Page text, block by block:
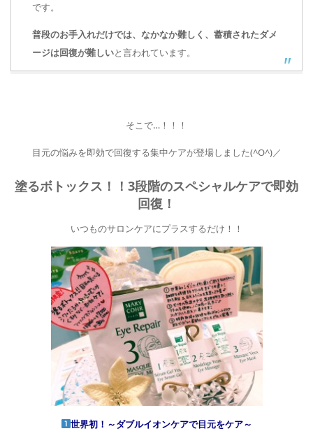
です。
普段のお手入れだけでは、なかなか難しく、蓄積されたダメ
ージは回復が難しいと言われています。
そこで…！！！
目元の悩みを即効で回復する集中ケアが登場しました(^O^)／
塗るボトックス！！3段階のスペシャルケアで即効
回復！
いつものサロンケアにプラスするだけ！！
世界初！～ダブルイオンケアで目元をケア～